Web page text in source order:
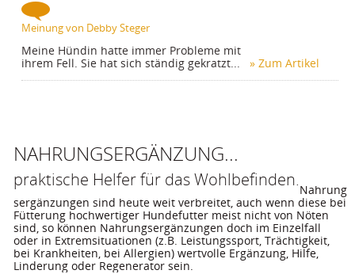
Meinung von Debby Steger
Meine Hündin hatte immer Probleme mit
ihrem Fell. Sie hat sich ständig gekratzt...
» Zum Artikel
NAHRUNGSERGÄNZUNG...
praktische Helfer für das Wohlbefinden.Nahrung
sergänzungen sind heute weit verbreitet, auch wenn diese bei
Fütterung hochwertiger Hundefutter meist nicht von Nöten
sind, so können Nahrungsergänzungen doch im Einzelfall
oder in Extremsituationen (z.B. Leistungssport, Trächtigkeit,
bei Krankheiten, bei Allergien) wertvolle Ergänzung, Hilfe,
Linderung oder Regenerator sein.